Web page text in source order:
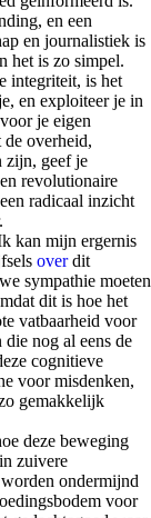
en een
en journalistiek is
het is zo simpel.
integriteit, is het
en exploiteer je in
je eigen
overheid,
zijn, geef je
revolutionaire
radicaal inzicht
kan mijn ergernis
overdit
sympathie moeten
dit is hoe het
vatbaarheid voor
nog al eens de
cognitieve
voor misdenken,
gemakkelijk
deze beweging
zuivere
ondermijnd
voor